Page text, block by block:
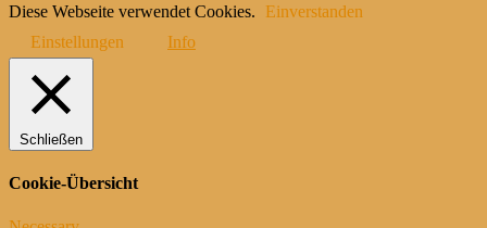
Diese Webseite verwendet Cookies.
Einverstanden
Einstellungen
Info
Schließen
Cookie-Übersicht